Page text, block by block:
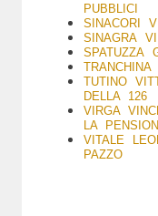
PUBBLICI
SINACORI
SINAGRA
SPATUZZA
TUTINO
DELLA 126
VIRGA
LA
VITALE
PAZZO